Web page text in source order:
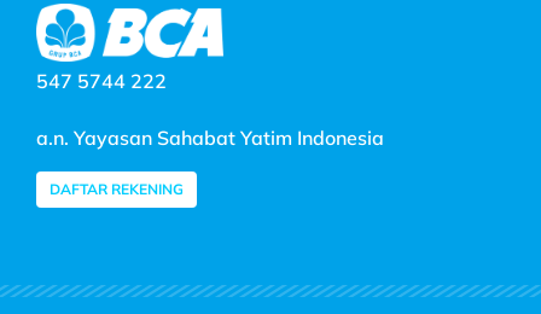
547 5744 222
a.n. Yayasan Sahabat Yatim Indonesia
DAFTAR REKENING